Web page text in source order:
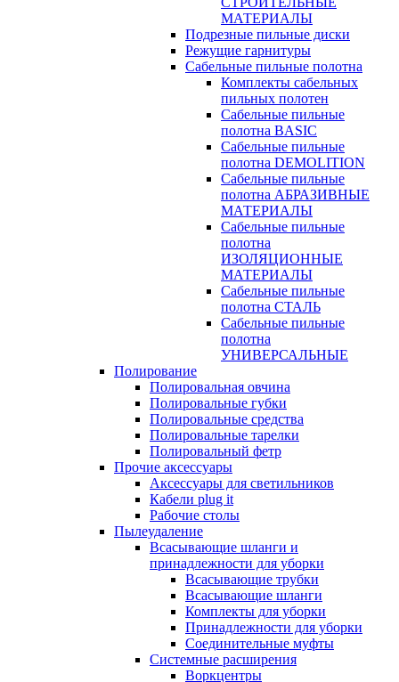
МАТЕРИАЛЫ
Подрезные пильные диски
Режущие гарнитуры
Сабельные пильные полотна
Комплекты сабельных
пильных полотен
Сабельные пильные
полотна BASIC
Сабельные пильные
полотна DEMOLITION
Сабельные пильные
полотна АБРАЗИВНЫЕ
МАТЕРИАЛЫ
Сабельные пильные
полотна
ИЗОЛЯЦИОННЫЕ
МАТЕРИАЛЫ
Сабельные пильные
полотна СТАЛЬ
Сабельные пильные
полотна
УНИВЕРСАЛЬНЫЕ
Полирование
Полировальная овчина
Полировальные губки
Полировальные средства
Полировальные тарелки
Полировальный фетр
Прочие аксессуары
Аксессуары для светильников
Кабели plug it
Рабочие столы
Пылеудаление
Всасывающие шланги и
принадлежности для уборки
Всасывающие трубки
Всасывающие шланги
Комплекты для уборки
Принадлежности для уборки
Соединительные муфты
Системные расширения
Воркцентры